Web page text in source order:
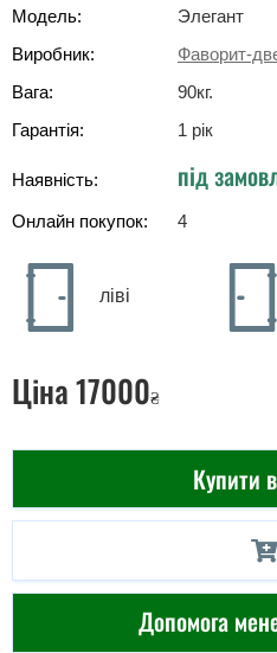
Модель:
Элегант
Виробник:
Фаворит-
Вага:
90кг.
Гарантія:
1 рік
Наявність: під
Онлайн покупок: 4
ліві
Ціна17000₴
Купити
Допомога